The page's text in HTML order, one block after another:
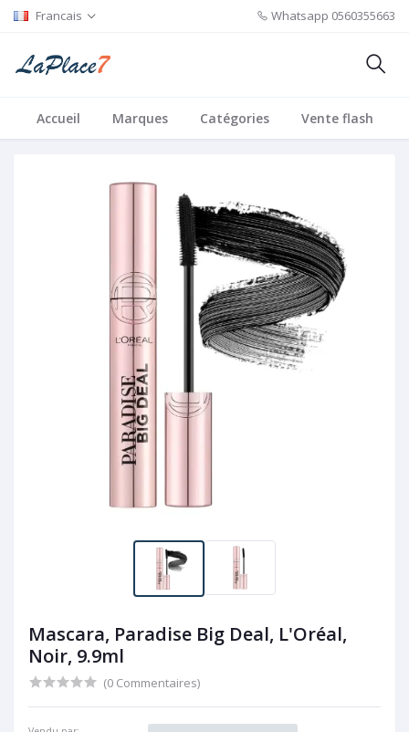
Francais Whatsapp 0560355663
Accueil Marques Catégories Vente flash
Mascara, Paradise Big Deal, L'Oréal,
Noir, 9.9ml
(0 Commentaires)